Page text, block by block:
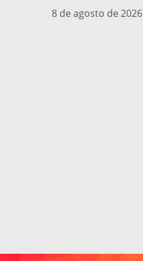
8 de agosto de 2026